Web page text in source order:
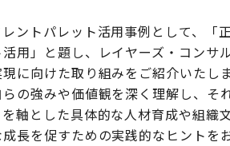
ントパレット活用事例として、「
活用」と題し、レイヤーズ・コン
に向けた取り組みをご紹介いたしま
の強みや価値観を深く理解し、
軸とした具体的な人材育成や組織
長を促すための実践的なヒントを